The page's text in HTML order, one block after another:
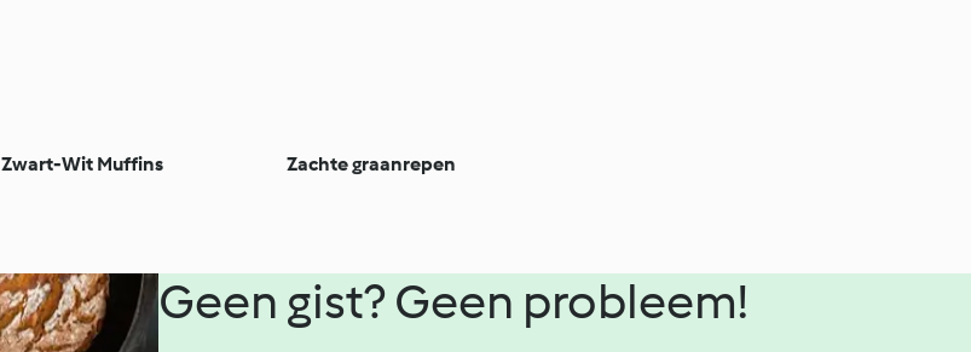
Zwart-Wit Muffins Zachte graanrepen
Geen gist? Geen probleem!